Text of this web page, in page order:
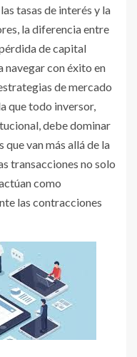
tasas de interés y la
la diferencia entre
de capital
navegar con éxito en
de mercado
que todo inversor,
debe dominar
van más allá de la
transacciones no solo
como
las contracciones